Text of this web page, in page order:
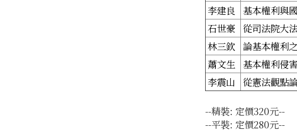
李建良
基本權利與
石世豪 從司法院大
林三欽 論基本權利
蕭文生
基本權利侵
李震山
從憲法觀點
--精裝: 定價320元--
--平裝: 定價280元--